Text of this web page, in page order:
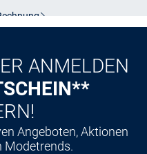
ANMELDEN
Angeboten, Aktionen
Modetrends.